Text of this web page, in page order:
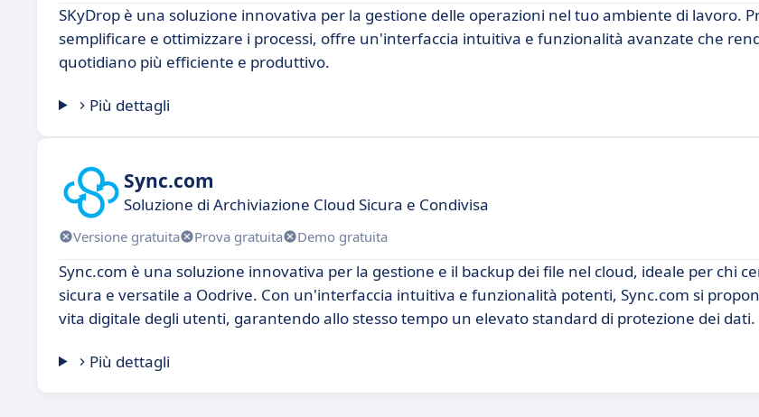
SKyDrop è una soluzione innovativa per la gestione delle operazioni nel tuo ambiente di lavoro.
semplificare e ottimizzare i processi, offre un'interfaccia intuitiva e funzionalità avanzate che
quotidiano più efficiente e produttivo.
Più dettagli
Sync.com
Soluzione di Archiviazione Cloud Sicura e Condivisa
Versione gratuita Prova gratuita Demo gratuita
Sync.com è una soluzione innovativa per la gestione e il backup dei file nel cloud, ideale per chi
sicura e versatile a Oodrive. Con un'interfaccia intuitiva e funzionalità potenti, Sync.com si
vita digitale degli utenti, garantendo allo stesso tempo un elevato standard di protezione dei dati.
Più dettagli